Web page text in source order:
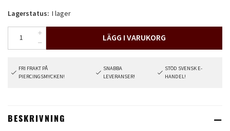
Lagerstatus: I lager
LÄGG I VARUKORG
FRI FRAKT PÅ
PIERCINGSMYCKEN!
SNABBA
LEVERANSER!
STÖD SVENSK E-
HANDEL!
BESKRIVNING